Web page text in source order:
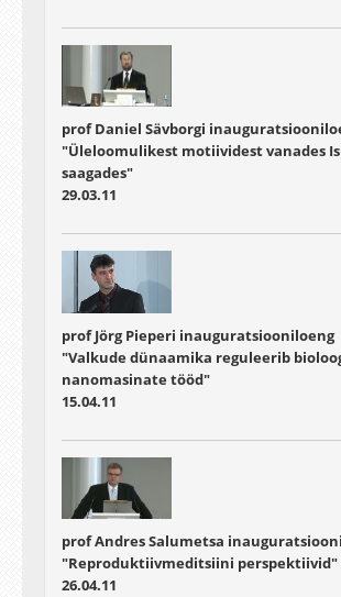
prof Daniel Sävborgi
"Üleloomulikest motiividest vanades
saagades"
29.03.11
prof Jörg Pieperi inauguratsiooniloeng
"Valkude dünaamika reguleerib
nanomasinate tööd"
15.04.11
prof Andres Salumetsa
"Reproduktiivmeditsiini perspektiivid"
26.04.11